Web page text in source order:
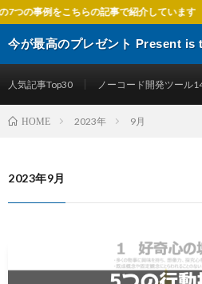
の記事で紹介しています
今が最高のプレゼント Present is
人気記事Top30 ノーコード開発ツール
HOME 2023年 9月
2023年9月